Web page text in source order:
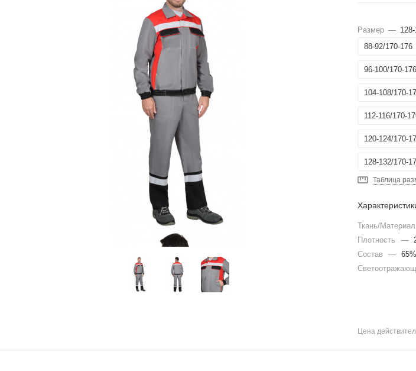
Размер —
88-92/170-176
96-100/170-176
104-108/170-
112-116/170-
120-124/170-
128-132/170-
136-140/158-
Таблица
Ткань/
Плотность
—
Состав
—
Цена